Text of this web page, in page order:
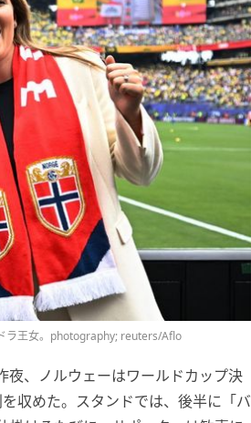
ラ王女。photography; reuters/Aflo
夜、ノルウェーはワールドカップ決
収めた。スタンドでは、後半に「バ